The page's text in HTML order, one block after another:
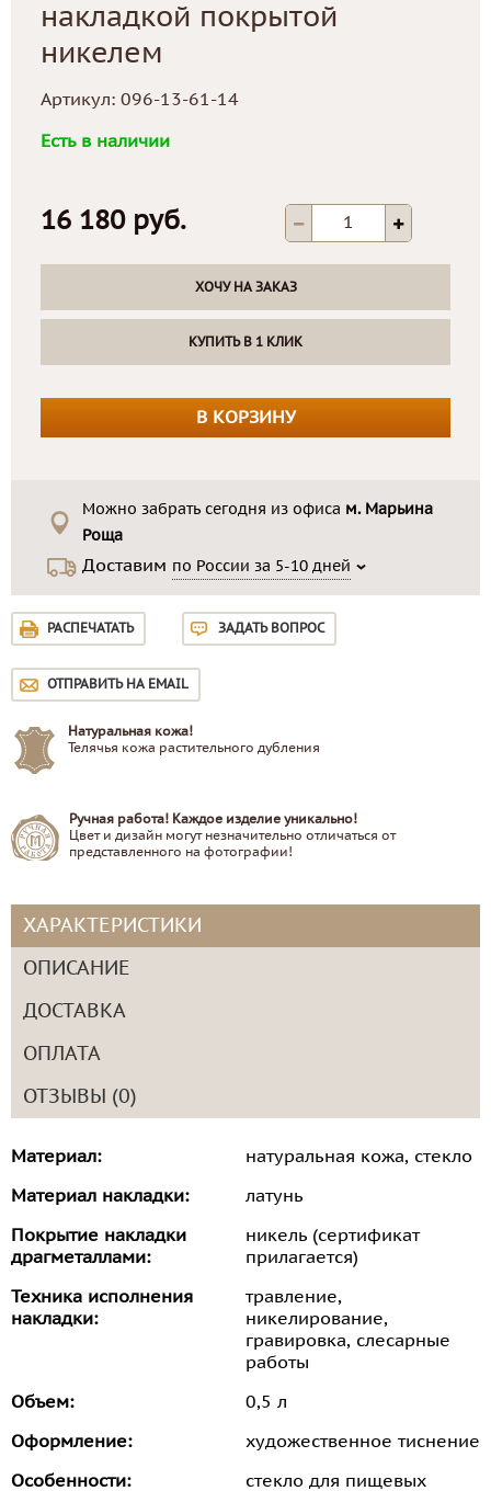
накладкой покрытой
никелем
Артикул: 096-13-61-14
Есть в наличии
16 180 руб.
ХОЧУ НА ЗАКАЗ
КУПИТЬ В 1 КЛИК
В КОРЗИНУ
Можно забрать сегодня из офиса м. Марьина
Роща
Доставим по России за 5-10 дней
РАСПЕЧАТАТЬ ЗАДАТЬ ВОПРОС
ОТПРАВИТЬ НА EMAIL
Натуральная кожа!
Телячья кожа растительного дубления
Ручная работа! Каждое изделие уникально!
Цвет и дизайн могут незначительно отличаться от
представленного на фотографии!
ХАРАКТЕРИСТИКИ
ОПИСАНИЕ
ДОСТАВКА
ОПЛАТА
ОТЗЫВЫ (0)
Материал:
натуральная кожа, стекло
Материал накладки:
латунь
Покрытие накладки
драгметаллами:
никель (сертификат
прилагается)
Техника исполнения
накладки:
травление,
никелирование,
гравировка, слесарные
работы
Объем:
0,5 л
Оформление:
художественное тиснение
Особенности:
стекло для пищевых